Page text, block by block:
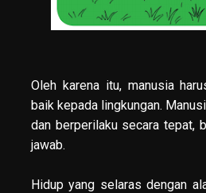
Oleh karena itu, manusia
baik kepada lingkungan.
dan berperilaku secara tepat,
jawab.
Hidup yang selaras dengan